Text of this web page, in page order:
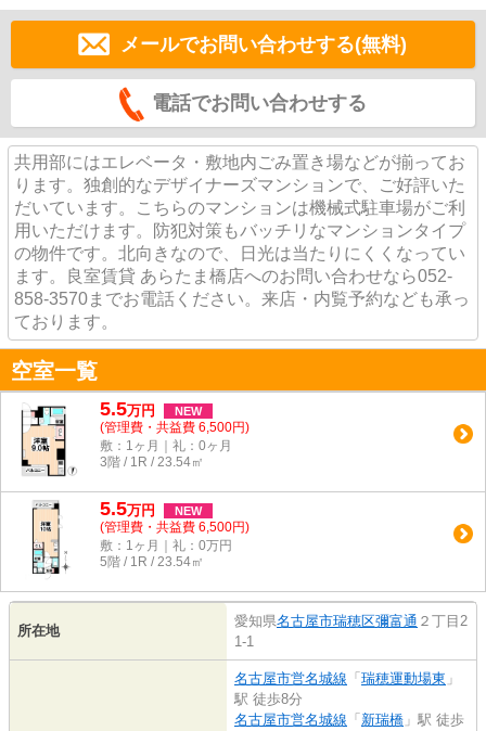
メールでお問い合わせする(無料)
電話でお問い合わせする
共用部にはエレベータ・敷地内ごみ置き場などが揃ってお
ります。独創的なデザイナーズマンションで、ご好評いた
だいています。こちらのマンションは機械式駐車場がご利
用いただけます。防犯対策もバッチリなマンションタイプ
の物件です。北向きなので、日光は当たりにくくなってい
ます。良室賃貸 あらたま橋店へのお問い合わせなら052-
858-3570までお電話ください。来店・内覧予約なども承っ
ております。
空室一覧
5.5万円 NEW
(管理費・共益費 6,500円)
敷：1ヶ月｜礼：0ヶ月
3階 / 1R / 23.54㎡
5.5万円 NEW
(管理費・共益費 6,500円)
敷：1ヶ月｜礼：0万円
5階 / 1R / 23.54㎡
所在地
愛知県名古屋市瑞穂区彌富通 ２丁目2
1-1
名古屋市営名城線 「 瑞穂運動場東 」
駅 徒歩8分
名古屋市営名城線 「 新瑞橋 」駅 徒歩